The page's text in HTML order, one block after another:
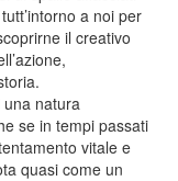
a noi per
il creativo
natura
se in tempi passati
vitale e
quasi come un